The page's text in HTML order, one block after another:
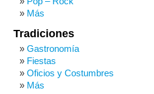
Más
Tradiciones
Gastronomía
Fiestas
Oficios y Costumbres
Más